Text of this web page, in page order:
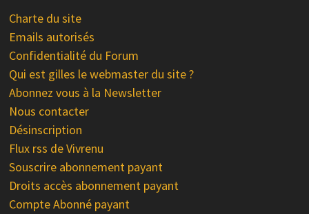
Charte du site
Emails autorisés
Confidentialité du Forum
Qui est gilles le webmaster du site ?
Abonnez vous à la Newsletter
Nous contacter
Désinscription
Flux rss de Vivrenu
Souscrire abonnement payant
Droits accès abonnement payant
Compte Abonné payant